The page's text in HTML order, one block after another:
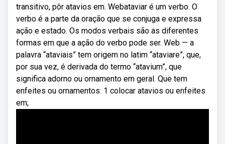
transitivo, pôr atavios em. Webataviar é um verbo. O
verbo é a parte da oração que se conjuga e expressa
ação e estado. Os modos verbais são as diferentes
formas em que a ação do verbo pode ser. Web — a
palavra “ataviais” tem origem no latim “ataviare”, que,
por sua vez, é derivada do termo “atavium”, que
significa adorno ou ornamento em geral. Que tem
enfeites ou ornamentos. 1 colocar atavios ou enfeites
em;